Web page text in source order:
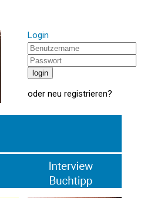
Login
oder neu registrieren?